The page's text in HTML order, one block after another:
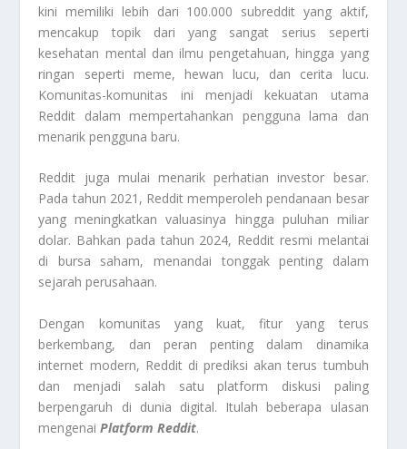
kini memiliki lebih dari 100.000 subreddit yang aktif,
mencakup topik dari yang sangat serius seperti
kesehatan mental dan ilmu pengetahuan, hingga yang
ringan seperti meme, hewan lucu, dan cerita lucu.
Komunitas-komunitas ini menjadi kekuatan utama
Reddit dalam mempertahankan pengguna lama dan
menarik pengguna baru.
Reddit juga mulai menarik perhatian investor besar.
Pada tahun 2021, Reddit memperoleh pendanaan besar
yang meningkatkan valuasinya hingga puluhan miliar
dolar. Bahkan pada tahun 2024, Reddit resmi melantai
di bursa saham, menandai tonggak penting dalam
sejarah perusahaan.
Dengan komunitas yang kuat, fitur yang terus
berkembang, dan peran penting dalam dinamika
internet modern, Reddit di prediksi akan terus tumbuh
dan menjadi salah satu platform diskusi paling
berpengaruh di dunia digital. Itulah beberapa ulasan
mengenaiPlatform Reddit.